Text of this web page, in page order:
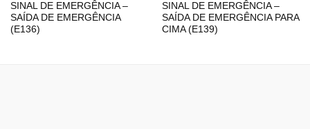
SINAL DE EMERGÊNCIA –
SAÍDA DE EMERGÊNCIA
(E136)
SINAL DE EMERGÊNCIA –
SAÍDA DE EMERGÊNCIA PARA
CIMA (E139)